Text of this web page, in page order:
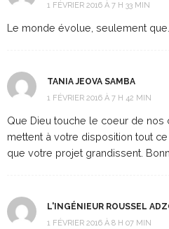
1 FÉVRIER 2016 À 7 H 33 MIN
Le monde évolue, seulement
TANIA JEOVA SAMBA
1 FÉVRIER 2016 À 7 H 42 MIN
Que Dieu touche le coeur de nos
mettent à votre disposition tout
que votre projet grandissent.
L'INGÉNIEUR ROUSSEL
1 FÉVRIER 2016 À 8 H 07 MIN